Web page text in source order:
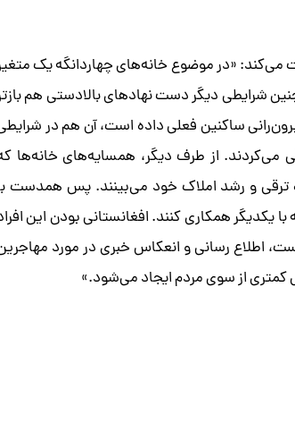
می‌کند: «در موضوع خانه‌های چهاردانگه یک
شرایطی دیگر دست نهادهای بالادستی هم
ساکنین فعلی داده است، آن هم در
در ان آلونک‌ها زندگی می‌کردند. از طرف دیگر، همسایه‌های خانه‌ها
ترقی و رشد املاک خود می‌بینند. پس همدست
یکدیگر همکاری کنند. افغانستانی بودن این
اطلاع رسانی و انعکاس خبری در مورد
کمتری از سوی مردم ایجاد می‌شود.»